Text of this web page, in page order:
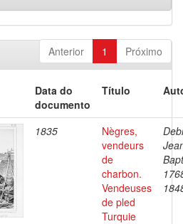
Anterior 1 Próximo
Data do
documento
Título
1835
Nègres,
vendeurs
de
charbon.
Vendeuses
de pled
Turquie